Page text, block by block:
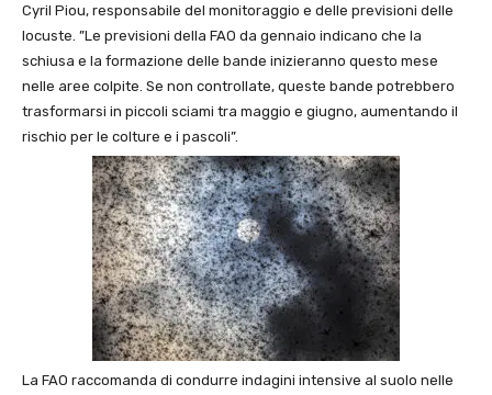
Cyril Piou, responsabile del monitoraggio e delle previsioni delle
locuste. ”Le previsioni della FAO da gennaio indicano che la
schiusa e la formazione delle bande inizieranno questo mese
nelle aree colpite. Se non controllate, queste bande potrebbero
trasformarsi in piccoli sciami tra maggio e giugno, aumentando il
rischio per le colture e i pascoli”.
La FAO raccomanda di condurre indagini intensive al suolo nelle